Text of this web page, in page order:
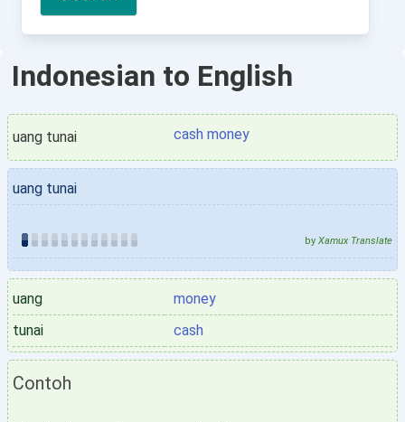
Indonesian to English
uang tunai cash money
uang tunai
by Xamux Translate
uang
money
tunai
cash
Contoh